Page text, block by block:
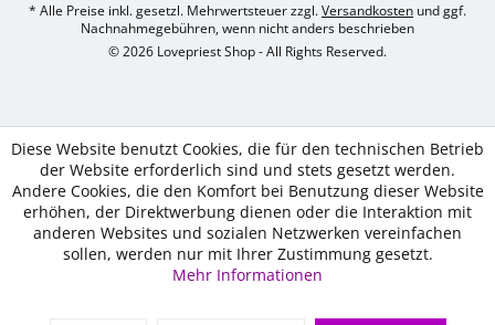
* Alle Preise inkl. gesetzl. Mehrwertsteuer zzgl.Versandkosten und ggf.
Nachnahmegebühren, wenn nicht anders beschrieben
© 2026 Lovepriest Shop - All Rights Reserved.
Diese Website benutzt Cookies, die für den technischen Betrieb
der Website erforderlich sind und stets gesetzt werden.
Andere Cookies, die den Komfort bei Benutzung dieser Website
erhöhen, der Direktwerbung dienen oder die Interaktion mit
anderen Websites und sozialen Netzwerken vereinfachen
sollen, werden nur mit Ihrer Zustimmung gesetzt.
Mehr Informationen